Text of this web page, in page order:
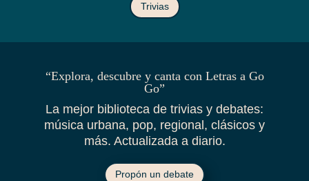
Trivias
“Explora, descubre y canta con Letras a Go
Go”
La mejor biblioteca de trivias y debates:
música urbana, pop, regional, clásicos y
más. Actualizada a diario.
Propón un debate